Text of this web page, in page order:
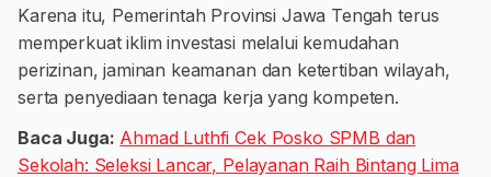
Karena itu, Pemerintah Provinsi Jawa Tengah terus
memperkuat iklim investasi melalui kemudahan
perizinan, jaminan keamanan dan ketertiban wilayah,
serta penyediaan tenaga kerja yang kompeten.
Baca Juga: Ahmad Luthfi Cek Posko SPMB dan
Sekolah: Seleksi Lancar, Pelayanan Raih Bintang Lima